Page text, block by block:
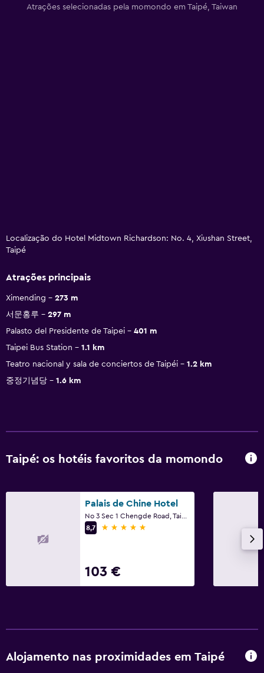
Atrações selecionadas pela momondo em Taipé, Taiwan
Localização do Hotel Midtown Richardson: No. 4, Xiushan Street,
Taipé
Atrações principais
Ximending
273 m
서문홍루
297 m
Palasto del Presidente de Taipei
401 m
Taipei Bus Station
1.1 km
Teatro nacional y sala de conciertos de Taipéi
1.2 km
중정기념당
1.6 km
Taipé: os hotéis favoritos da momondo
Palais de Chine Hotel
8,7
5 estrelas
103 €
Alojamento nas proximidades em Taipé